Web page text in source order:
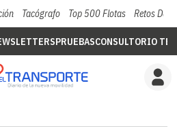
Tacógrafo Top 500 Flotas Retos Del
PRUEBASCONSULTORIO